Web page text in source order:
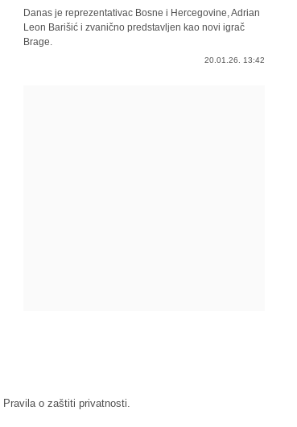
Danas je reprezentativac Bosne i Hercegovine, Adrian
Leon Barišić i zvanično predstavljen kao novi igrač
Brage.
20.01.26. 13:42
Pravila o zaštiti privatnosti.